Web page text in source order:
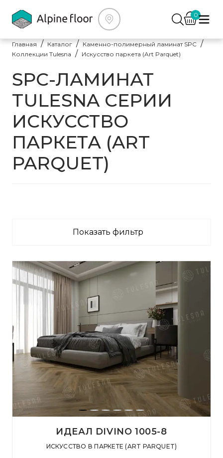
0
Главная Каталог
Каменно-полимерный ламинат SPC
Коллекции Tulesna
Искусство паркета (Art Parquet)
SPC-ЛАМИНАТ
TULESNA СЕРИИ
ИСКУССТВО
ПАРКЕТА (ART
PARQUET)
Показать фильтр
ИДЕАЛ DIVINO 1005-8
ИСКУССТВО В ПАРКЕТЕ (ART PARQUET)